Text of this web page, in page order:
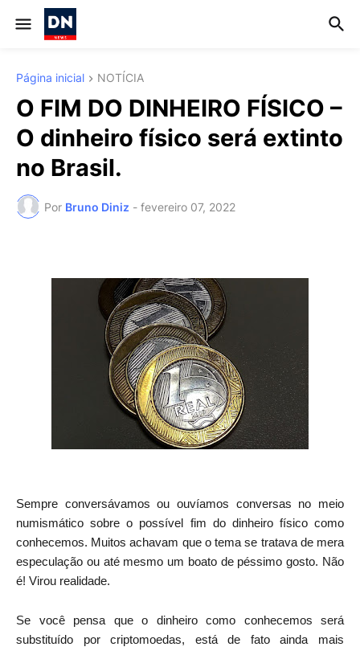
Página inicial NOTÍCIA
O FIM DO DINHEIRO FÍSICO –
O dinheiro físico será extinto
no Brasil.
Por Bruno Diniz - fevereiro 07, 2022
Sempre conversávamos ou ouvíamos conversas no meio
numismático sobre o possível fim do dinheiro físico como
conhecemos. Muitos achavam que o tema se tratava de mera
especulação ou até mesmo um boato de péssimo gosto. Não
é! Virou realidade.
Se você pensa que o dinheiro como conhecemos será
substituído por criptomoedas, está de fato ainda mais